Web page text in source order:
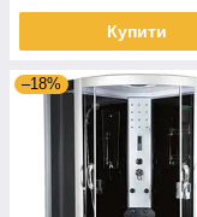
Купити
–18%